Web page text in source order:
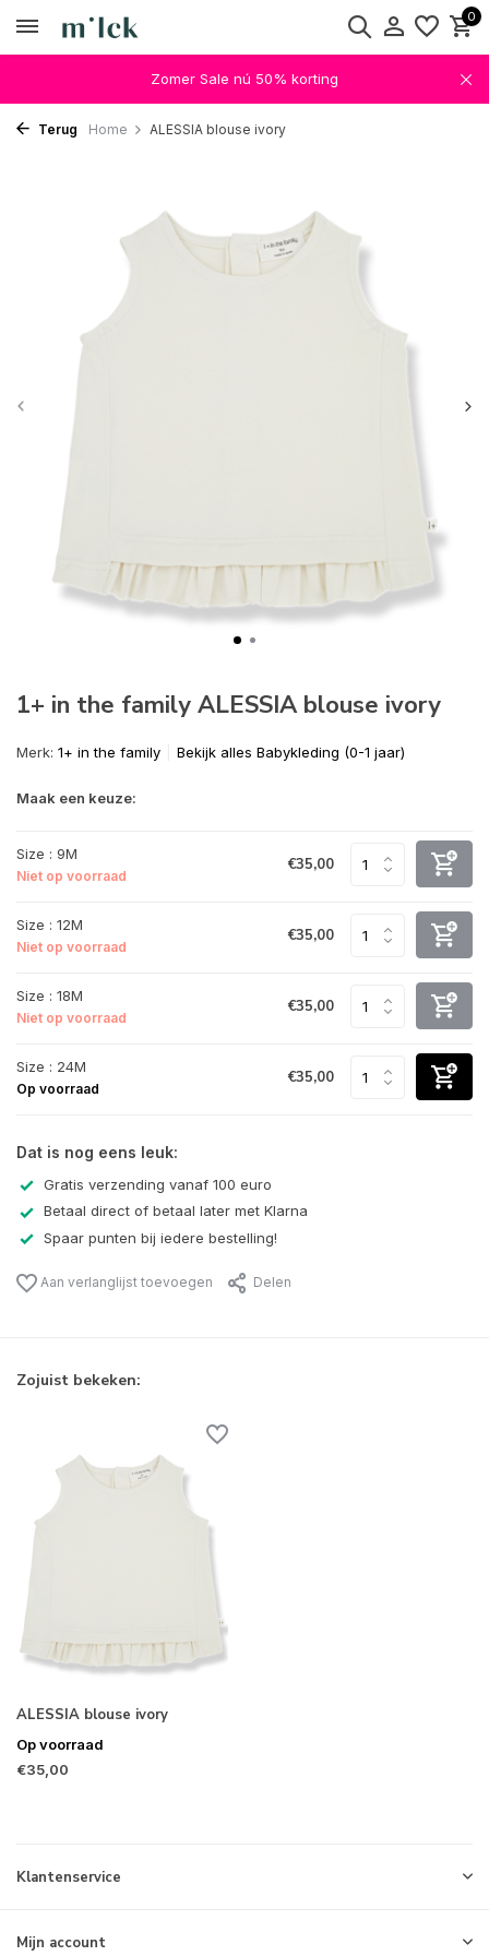
0
Zomer Sale nú 50% korting
Terug Home ALESSIA blouse ivory
1+ in the family ALESSIA blouse ivory
Merk: 1+ in the family Bekijk alles Babykleding (0-1 jaar)
Maak een keuze:
Size : 9M
Niet op voorraad
€35,00
Size : 12M
Niet op voorraad
€35,00
Size : 18M
Niet op voorraad
€35,00
Size : 24M
Op voorraad
€35,00
Dat is nog eens leuk:
Gratis verzending vanaf 100 euro
Betaal direct of betaal later met Klarna
Spaar punten bij iedere bestelling!
Aan verlanglijst toevoegen Delen
Zojuist bekeken:
ALESSIA blouse ivory
Op voorraad
€35,00
Klantenservice
Mijn account